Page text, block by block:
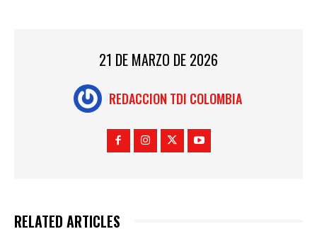
21 DE MARZO DE 2026
REDACCION TDI COLOMBIA
RELATED ARTICLES